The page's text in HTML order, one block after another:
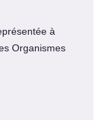
à
Organismes